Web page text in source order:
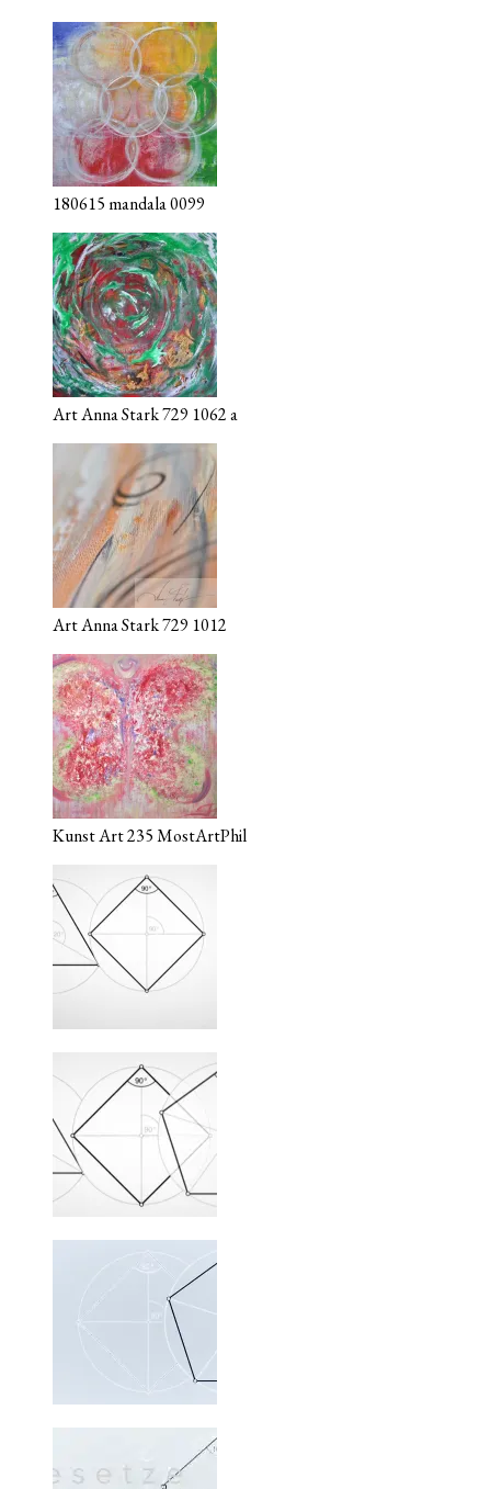
180615 mandala 0099
Art Anna Stark 729 1062 a
Art Anna Stark 729 1012
Kunst Art 235 MostArtPhil